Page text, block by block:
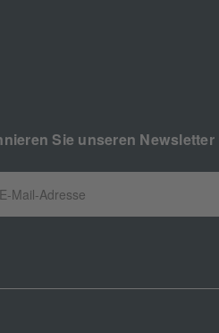
Sie unseren Newsletter